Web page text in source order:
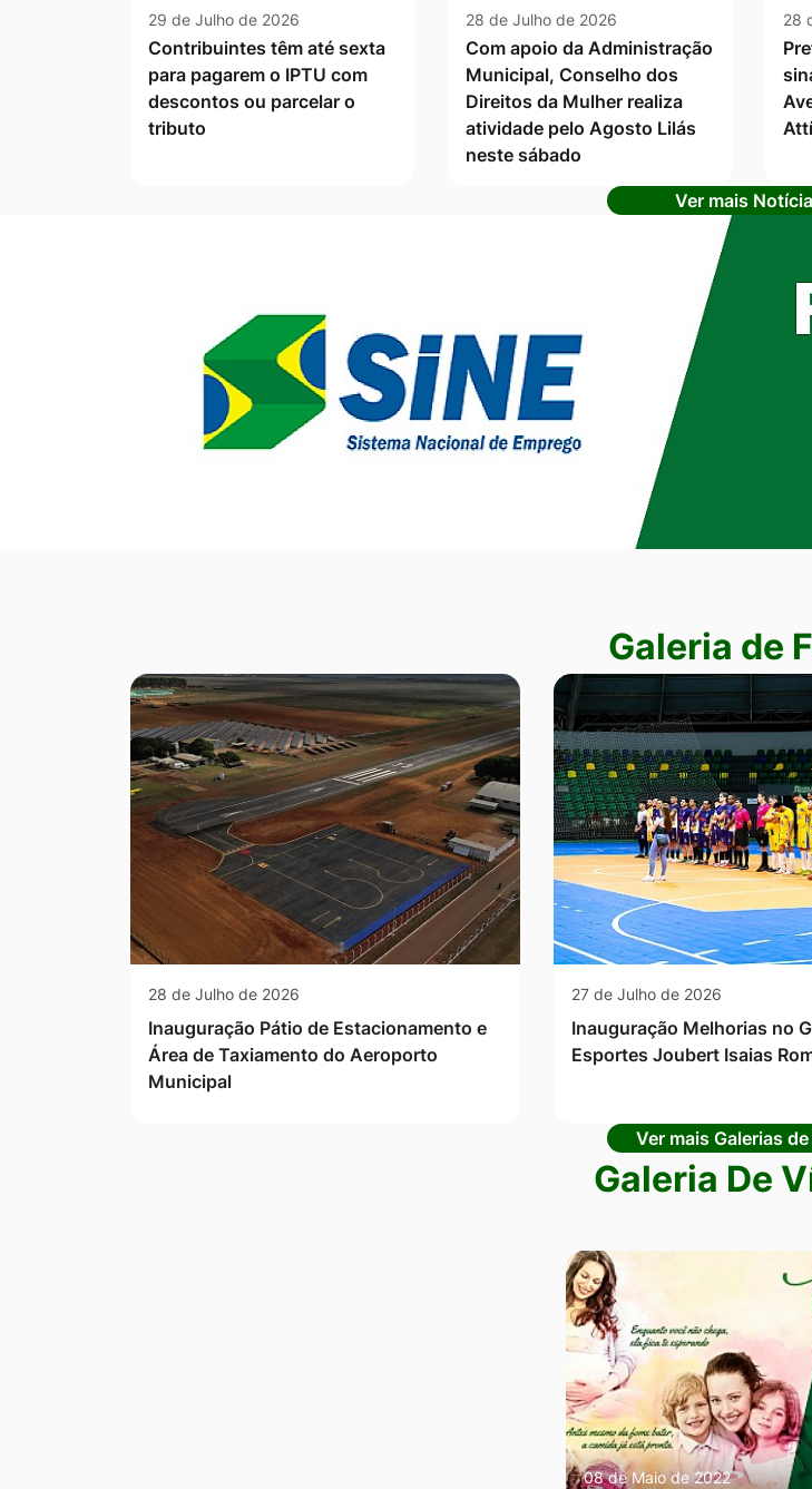
29 de Julho de 2026
Contribuintes têm até sexta
para pagarem o IPTU com
descontos ou parcelar o
tributo
28 de Julho de 2026
Com apoio da Administração
Municipal, Conselho dos
Direitos da Mulher realiza
atividade pelo Agosto Lilás
neste sábado
28
Ver mais
Galeria de
28 de Julho de 2026
Inauguração Pátio de Estacionamento e
Área de Taxiamento do Aeroporto
Municipal
27 de Julho de 2026
Inauguração Melhorias no
Esportes Joubert Isaias
Ver mais Galerias
Galeria De
08 de Maio de 2022